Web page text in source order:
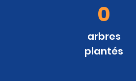
0
arbres
plantés